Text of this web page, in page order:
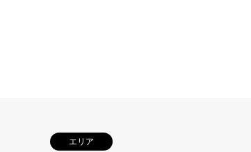
エリア